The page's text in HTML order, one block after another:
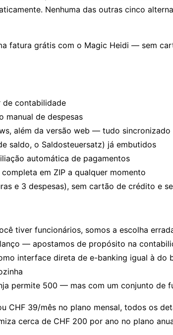
Nenhuma das outras cinco
fatura grátis com o Magic Heidi — sem
de contabilidade
manual de despesas
além da versão web — tudo sincronizado
saldo, o Saldosteuersatz) já embutidos
automática de pagamentos
em ZIP a qualquer momento
e 3 despesas), sem cartão de crédito e
tiver funcionários, somos a escolha
— apostamos de propósito na
interface direta de e-banking igual à
permite 500 — mas com um conjunto de
CHF 39/mês no plano mensal, todos os
cerca de CHF 200 por ano no plano